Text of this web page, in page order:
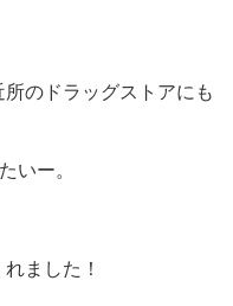
のドラッグストアにも
いー。
ました！